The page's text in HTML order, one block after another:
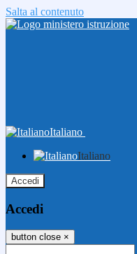
Salta al contenuto
Italiano
Italiano
Accedi
Accedi
button close ×